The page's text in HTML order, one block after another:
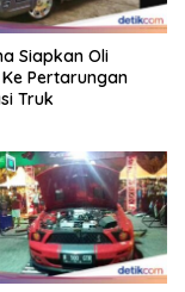
Siapkan Oli
Pertarungan
Truk